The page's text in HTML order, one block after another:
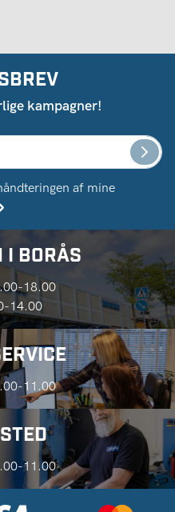
kampagner!
af ​​mine
I BORÅS
18.00
14.00
11.00
11.00